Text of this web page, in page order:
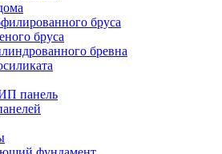
бруса
бруса
бревна
панель